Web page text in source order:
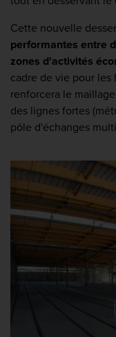
Cette nouvelle
performantes entre
zones d'activités
cadre de vie pour les
renforcera le
des lignes fortes
pôle d'échanges